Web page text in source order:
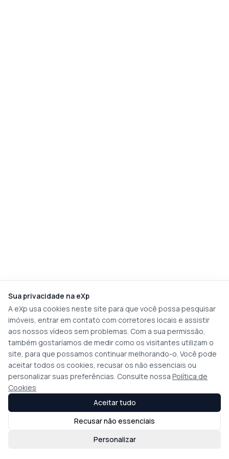
Sua privacidade na eXp
A eXp usa cookies neste site para que você possa pesquisar
imóveis, entrar em contato com corretores locais e assistir
aos nossos vídeos sem problemas. Com a sua permissão,
também gostaríamos de medir como os visitantes utilizam o
site, para que possamos continuar melhorando-o. Você pode
aceitar todos os cookies, recusar os não essenciais ou
personalizar suas preferências. Consulte nossa Política de
Cookies
Personalizar
Recusar não essenciais
Aceitar tudo